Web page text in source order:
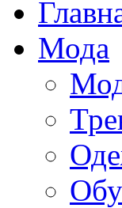
Мода